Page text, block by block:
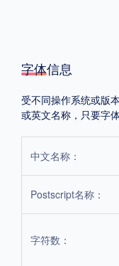
中国大陆
POP字体下载
字体新闻 字体文
字体信息
受不同操作系统或版
或英文名称，只要字
中文名称：
Postscript名称：
字符数：